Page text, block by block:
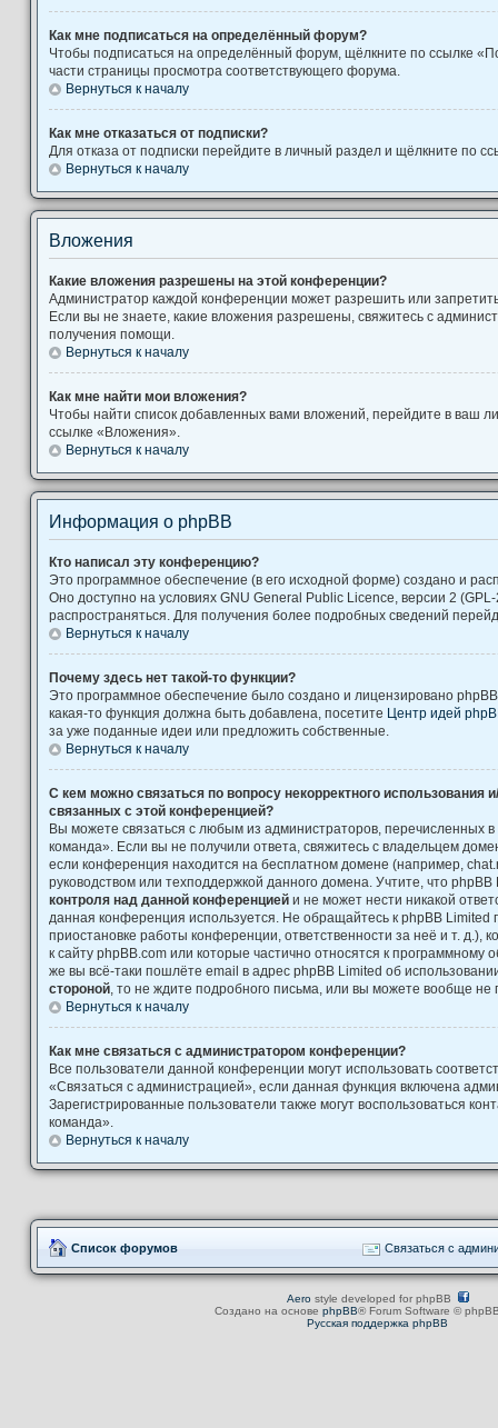
Как мне подписаться на определённый форум?
Чтобы подписаться на определённый форум, щёлкните по ссылке
части страницы просмотра соответствующего форума.
Вернуться к началу
Как мне отказаться от подписки?
Для отказа от подписки перейдите в личный раздел и щёлкните по
Вернуться к началу
Вложения
Какие вложения разрешены на этой конференции?
Администратор каждой конференции может разрешить или
Если вы не знаете, какие вложения разрешены, свяжитесь с
получения помощи.
Вернуться к началу
Как мне найти мои вложения?
Чтобы найти список добавленных вами вложений, перейдите в ваш
ссылке «Вложения».
Вернуться к началу
Информация о phpBB
Кто написал эту конференцию?
Это программное обеспечение (в его исходной форме) создано и
Оно доступно на условиях GNU General Public Licence, версии 2
распространяться. Для получения более подробных сведений
Вернуться к началу
Почему здесь нет такой-то функции?
Это программное обеспечение было создано и лицензировано
какая-то функция должна быть добавлена, посетите Центр идей
за уже поданные идеи или предложить собственные.
Вернуться к началу
С кем можно связаться по вопросу некорректного использования
связанных с этой конференцией?
Вы можете связаться с любым из администраторов, перечисленных
команда». Если вы не получили ответа, свяжитесь с владельцем
если конференция находится на бесплатном домене (например,
руководством или техподдержкой данного домена. Учтите, что
контроля над данной конференцией и не может нести никакой
данная конференция используется. Не обращайтесь к phpBB Limited
приостановке работы конференции, ответственности за неё и т. д.),
к сайту phpBB.com или которые частично относятся к программному
же вы всё-таки пошлёте email в адрес phpBB Limited об
стороной , то не ждите подробного письма, или вы можете вообще не
Вернуться к началу
Как мне связаться с администратором конференции?
Все пользователи данной конференции могут использовать
«Связаться с администрацией», если данная функция включена
Зарегистрированные пользователи также могут воспользоваться
команда».
Вернуться к началу
Список форумов Связаться с
Aerostyle developed for phpBB
Создано на основе phpBB® Forum Software ©
Русская поддержка phpBB